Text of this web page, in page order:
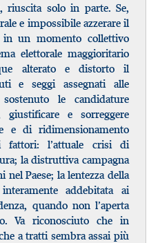
riuscita solo in parte. Se,
e impossibile azzerare il
in un momento collettivo
elettorale maggioritario
alterato e distorto il
e seggi assegnati alle
le candidature
e sorreggere
e di ridimensionamento
fattori: l’attuale crisi di
la distruttiva campagna
Paese; la lentezza della
addebitata ai
quando non l’aperta
Va riconosciuto che in
a tratti sembra assai più